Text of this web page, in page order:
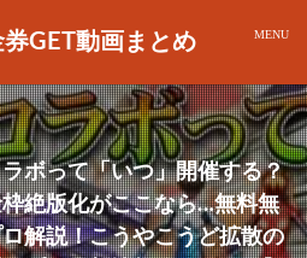
GET動画まとめ
ボって「いつ」開催する？
絶版化がここなら…無料無
解説！こうやこうど拡散の